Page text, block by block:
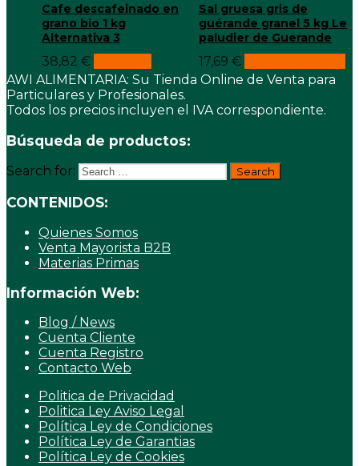
Cafe descafeinado en
grano bio 1 kg
Alternativa 3
38,82 €
Sal gruesa gris de
guérande granel 5 kg Le
paludier de Guerande
17,69 €
AWI ALIMENTARIA: Su Tienda Online de Venta para
Particulares y Profesionales.
Todos los precios incluyen el IVA correspondiente.
Búsqueda de productos:
Search for:
CONTENIDOS:
Quienes Somos
Venta Mayorista B2B
Materias Primas
Información Web:
Blog / News
Cuenta Cliente
Cuenta Registro
Contacto Web
Politica de Privacidad
Politica Ley Aviso Legal
Política Ley de Condiciones
Política Ley de Garantias
Política Ley de Cookies